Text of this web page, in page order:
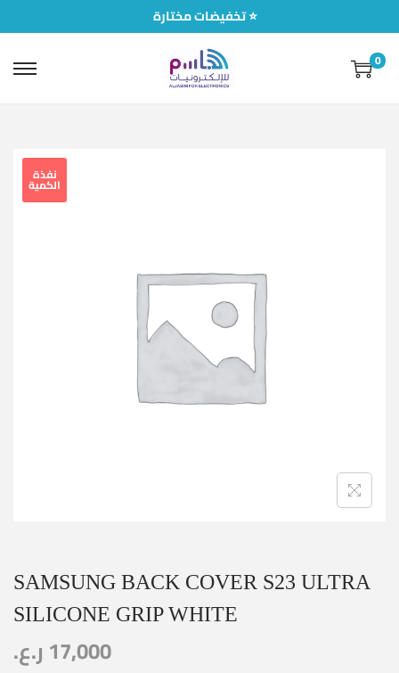
تخفيضات مختارة ⭐
0
نفذة
الكمية
SAMSUNG BACK COVER S23 ULTRA
SILICONE GRIP WHITE
17,000 ر.ع.